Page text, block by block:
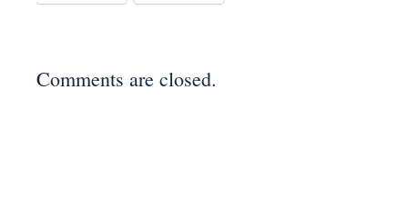
Comments are closed.